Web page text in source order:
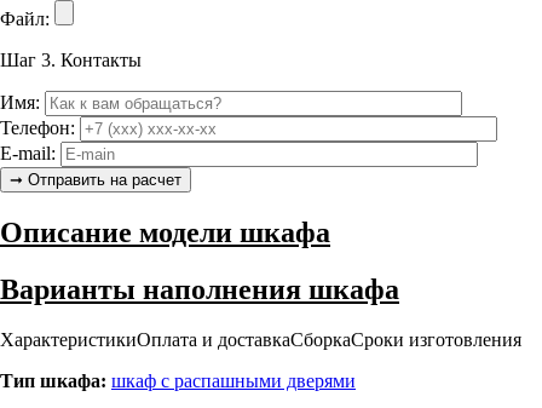
Файл:
Шаг 3. Контакты
Имя:
Телефон:
E-mail:
Описание модели шкафа
Варианты наполнения шкафа
ХарактеристикиОплата и доставкаСборкаСроки изготовления
Тип шкафа: шкаф с распашными дверями